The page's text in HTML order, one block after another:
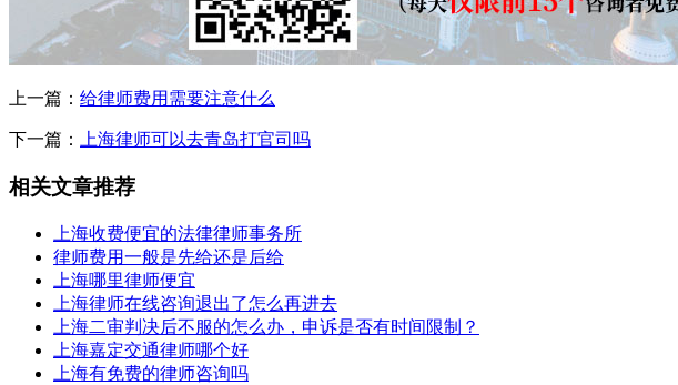
上一篇： 给律师费用需要注意什么
下一篇： 上海律师可以去青岛打官司吗
相关文章推荐
上海收费便宜的法律律师事务所
律师费用一般是先给还是后给
上海哪里律师便宜
上海律师在线咨询退出了怎么再进去
上海二审判决后不服的怎么办，申诉是否有时间限制？
上海嘉定交通律师哪个好
上海有免费的律师咨询吗